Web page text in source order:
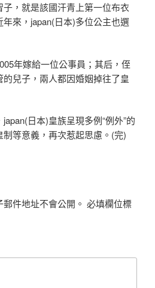
，就是該國汗青上第一位布衣
年來，japan(日本)多位公主也選
年嫁給一位公事員；其后，侄
兒子，兩人都因婚姻掉往了皇
日本)皇族呈現多例“例外”的
等意義，再次惹起思慮。(完)
件地址不會公開。 必填欄位標